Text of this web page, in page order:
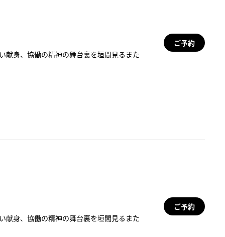
献身、協働の精神の舞台裏を垣間見るまた
ご予約
献身、協働の精神の舞台裏を垣間見るまた
ご予約